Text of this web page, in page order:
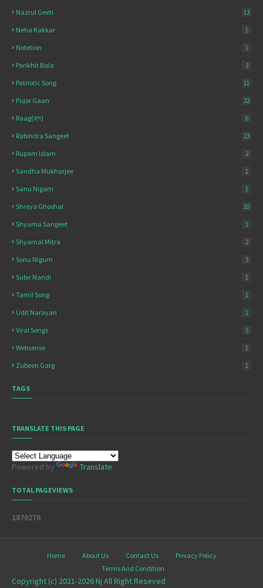
Nazrul Geeti 13
Neha Kakkar 1
Notetion 1
Parikhit Bala 3
Patriotic Song 11
Pujor Gaan 22
Raag(রাগ) 6
Rabindra Sangeet 23
Rupam Islam 2
Sandha Mukharjee 1
Sanu Nigam 1
Shreya Ghoshal 10
Shyama Sangeet 1
Shyamal Mitra 2
Sonu Nigum 3
Subir Nandi 1
Tamil Song 1
Udit Narayan 1
Viral Songs 5
Webserise 1
Zubeen Garg 1
TAGS
TRANSLATE THIS PAGE
Powered by Translate
TOTAL PAGEVIEWS
1870270
Home About Us Contact Us
Privacy Policy
Terms And Condition
Copyright (c) 2021-2026Nj All Right Reseved